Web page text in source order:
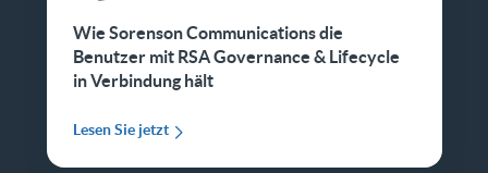
Wie Sorenson Communications die
Benutzer mit RSA Governance & Lifecycle
in Verbindung hält
Lesen Sie jetzt